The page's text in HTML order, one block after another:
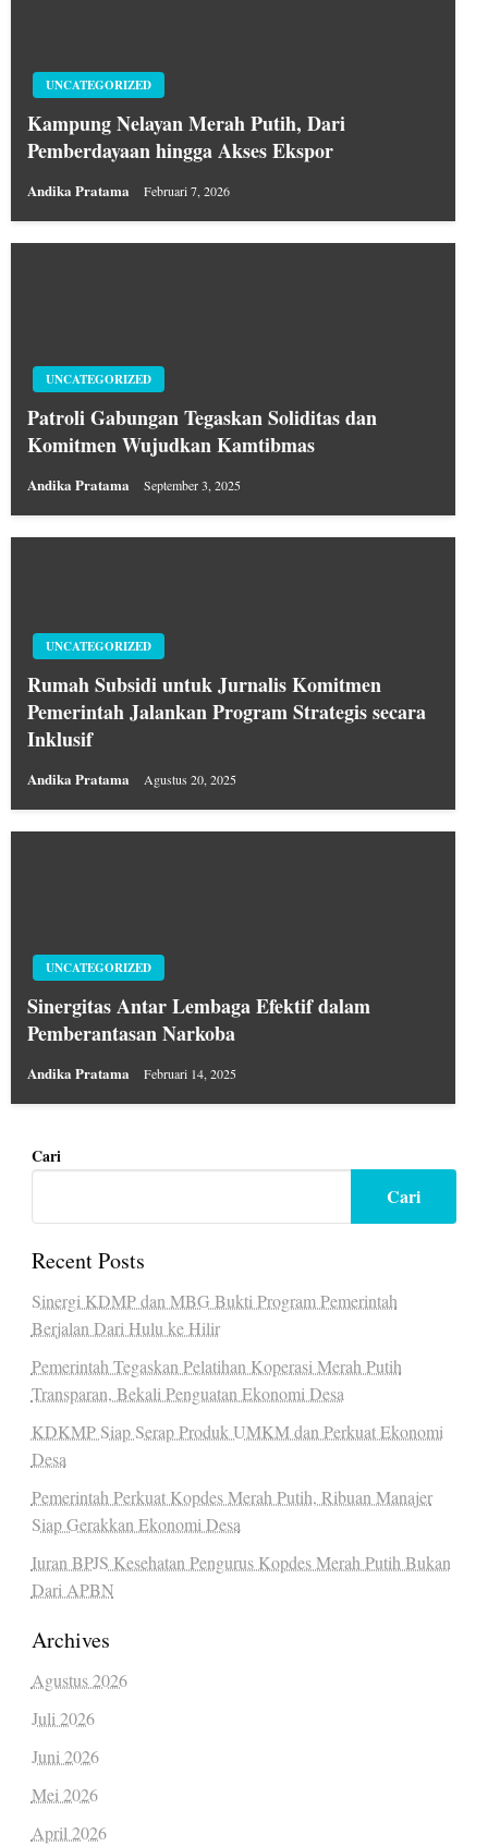
UNCATEGORIZED
Kampung Nelayan Merah Putih, Dari
Pemberdayaan hingga Akses Ekspor
Andika Pratama Februari 7, 2026
UNCATEGORIZED
Patroli Gabungan Tegaskan Soliditas dan
Komitmen Wujudkan Kamtibmas
Andika Pratama September 3, 2025
UNCATEGORIZED
Rumah Subsidi untuk Jurnalis Komitmen
Pemerintah Jalankan Program Strategis secara
Inklusif
Andika Pratama Agustus 20, 2025
UNCATEGORIZED
Sinergitas Antar Lembaga Efektif dalam
Pemberantasan Narkoba
Andika Pratama Februari 14, 2025
Cari
Cari
Recent Posts
Sinergi KDMP dan MBG Bukti Program Pemerintah
Berjalan Dari Hulu ke Hilir
Pemerintah Tegaskan Pelatihan Koperasi Merah Putih
Transparan, Bekali Penguatan Ekonomi Desa
KDKMP Siap Serap Produk UMKM dan Perkuat Ekonomi
Desa
Pemerintah Perkuat Kopdes Merah Putih, Ribuan Manajer
Siap Gerakkan Ekonomi Desa
Iuran BPJS Kesehatan Pengurus Kopdes Merah Putih Bukan
Dari APBN
Archives
Agustus 2026
Juli 2026
Juni 2026
Mei 2026
April 2026